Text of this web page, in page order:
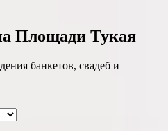
Площади Тукая
банкетов, свадеб и